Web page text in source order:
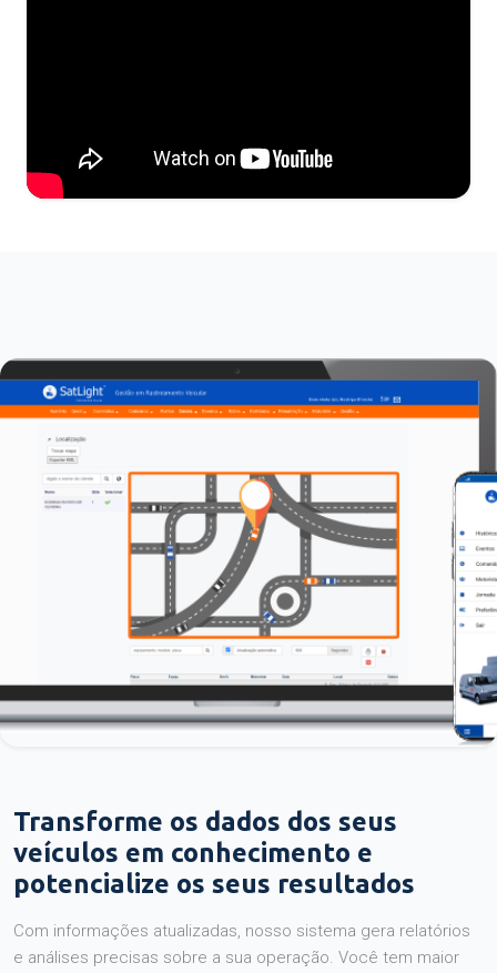
Transforme os dados dos seus
veículos em conhecimento e
potencialize os seus resultados
Com informações atualizadas, nosso sistema gera relatórios
e análises precisas sobre a sua operação. Você tem maior